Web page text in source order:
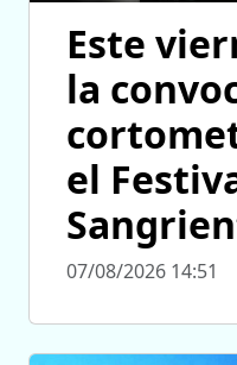
Este
la
el
07/08/2026 14:51